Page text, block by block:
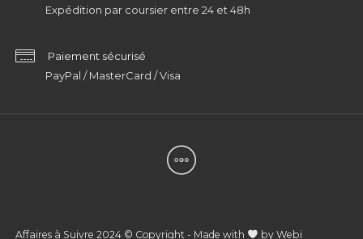
Expédition par coursier entre 24 et 48h
Paiement sécurisé
PayPal / MasterCard / Visa
Affaires à Suivre 2024 © Copyright - Made with by Webi